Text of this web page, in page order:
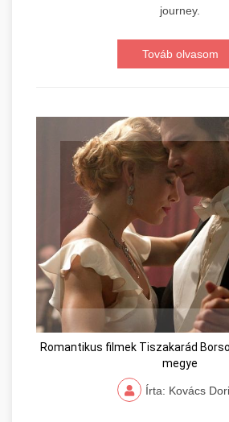
journey.
Továb olvasom
Romantikus filmek Tiszakarád
megye
Írta: Kovács